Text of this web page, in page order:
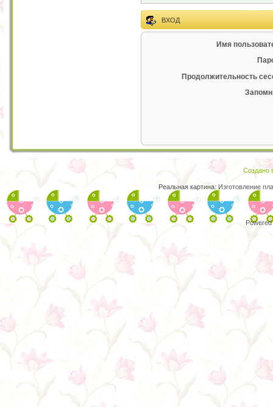
ВХОД
Имя
Продолжительность
Создано
Реальная картина: Изготовление